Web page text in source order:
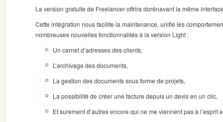
La version gratuite de Freelancer offrira dorénavant la même
Cette intégration nous facilite la maintenance, unifie les
nombreuses nouvelles fonctionnalités à la version Light :
Un carnet d’adresses des clients,
L’archivage des documents,
La gestion des documents sous forme de projets,
La possibilité de créer une facture depuis un devis en un clic,
Et surement d’autres encore qui ne me viennent pas à l’esprit